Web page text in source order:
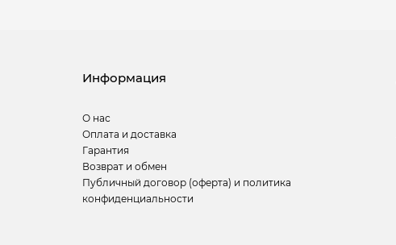
Информация
О нас
Оплата и доставка
Гарантия
Возврат и обмен
Публичный договор (оферта) и политика
конфиденциальности